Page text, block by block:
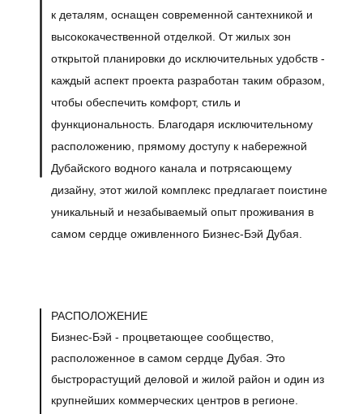
к деталям, оснащен современной сантехникой и
высококачественной отделкой. От жилых зон
открытой планировки до исключительных удобств -
каждый аспект проекта разработан таким образом,
чтобы обеспечить комфорт, стиль и
функциональность. Благодаря исключительному
расположению, прямому доступу к набережной
Дубайского водного канала и потрясающему
дизайну, этот жилой комплекс предлагает поистине
уникальный и незабываемый опыт проживания в
самом сердце оживленного Бизнес-Бэй Дубая.
РАСПОЛОЖЕНИЕ
Бизнес-Бэй - процветающее сообщество,
расположенное в самом сердце Дубая. Это
быстрорастущий деловой и жилой район и один из
крупнейших коммерческих центров в регионе.